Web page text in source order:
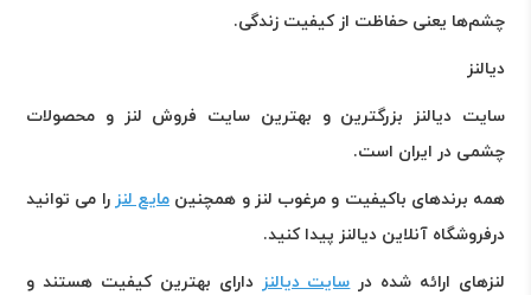
چشم‌ها یعنی حفاظت از کیفیت زندگی.
دیالنز
سایت دیالنز بزرگترین و بهترین سایت فروش لنز و محصولات
چشمی در ایران است.
همه برندهای باکیفیت و مرغوب لنز و همچنین مایع لنز را می توانید
درفروشگاه آنلاین دیالنز پیدا کنید.
لنزهای ارائه شده درسایت دیالنز دارای بهترین کیفیت هستند و